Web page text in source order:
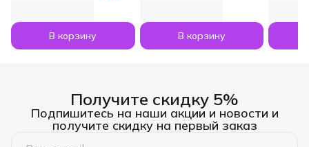
В корзину
по 5 мл
В корзину
Получите скидку 5%
Подпишитесь на наши акции и новости и
получите скидку на первый заказ